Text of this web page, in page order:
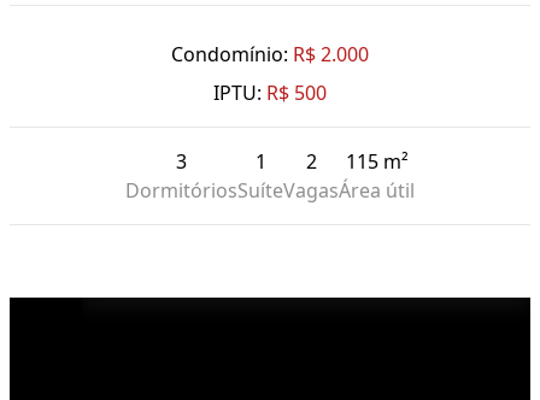
Condomínio: R$ 2.000
IPTU: R$ 500
3
Dormitórios
1
Suíte
2
Vagas
115 m²
Área útil